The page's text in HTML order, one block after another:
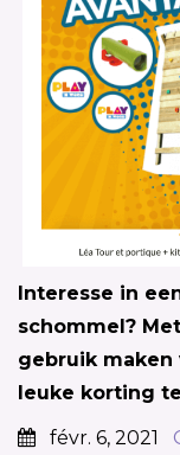
Interesse in
schommel?
gebruik maken
leuke korting
févr. 6, 2021